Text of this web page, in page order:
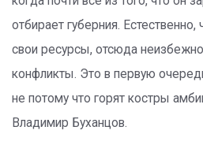
отбирает губерния.
свои ресурсы, отсюда
конфликты. Это в первую
не потому что горят костры
Владимир Буханцов.